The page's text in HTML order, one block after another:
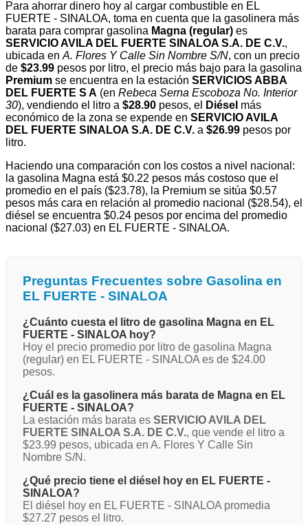
Para ahorrar dinero hoy al cargar combustible en EL
FUERTE - SINALOA, toma en cuenta que la gasolinera más
barata para comprar gasolina Magna (regular) es
SERVICIO AVILA DEL FUERTE SINALOA S.A. DE C.V.,
ubicada en A. Flores Y Calle Sin Nombre S/N, con un precio
de $23.99 pesos por litro, el precio más bajo para la gasolina
Premium se encuentra en la estación SERVICIOS ABBA
DEL FUERTE S A (en Rebeca Serna Escoboza No. Interior
30), vendiendo el litro a $28.90 pesos, el Diésel más
económico de la zona se expende en SERVICIO AVILA
DEL FUERTE SINALOA S.A. DE C.V. a $26.99 pesos por
litro.
Haciendo una comparación con los costos a nivel nacional:
la gasolina Magna está $0.22 pesos más costoso que el
promedio en el país ($23.78), la Premium se sitúa $0.57
pesos más cara en relación al promedio nacional ($28.54), el
diésel se encuentra $0.24 pesos por encima del promedio
nacional ($27.03) en EL FUERTE - SINALOA.
Preguntas Frecuentes sobre Gasolina en
EL FUERTE - SINALOA
¿Cuánto cuesta el litro de gasolina Magna en EL
FUERTE - SINALOA hoy?
Hoy el precio promedio por litro de gasolina Magna
(regular) en EL FUERTE - SINALOA es de $24.00
pesos.
¿Cuál es la gasolinera más barata de Magna en EL
FUERTE - SINALOA?
La estación más barata es SERVICIO AVILA DEL
FUERTE SINALOA S.A. DE C.V., que vende el litro a
$23.99 pesos, ubicada en A. Flores Y Calle Sin
Nombre S/N.
¿Qué precio tiene el diésel hoy en EL FUERTE -
SINALOA?
El diésel hoy en EL FUERTE - SINALOA promedia
$27.27 pesos el litro.